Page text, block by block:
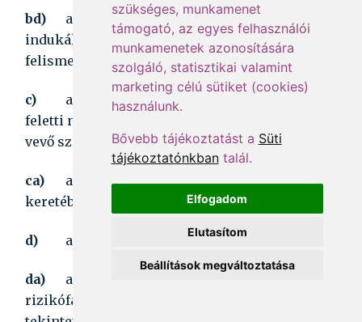
szükséges, munkamenet
támogató, az egyes felhasználói
munkamenetek azonosítására
szolgáló, statisztikai valamint
marketing célú sütiket (cookies)
használunk.
Bővebb tájékoztatást a Süti
tájékoztatónkbantalál.
Elfogadom
Elutasítom
Beállítások megváltoztatása
bd)
a környezeti tényezők rizikófaktorai által
indukált megbetegedések megelőzését és korai
felismerését célzó szűrővizsgálatokra;
c)
a 6-18 éves korosztály - ideértve a 18 év
feletti nappali rendszerű iskolai oktatásban részt
vevő személyeket is - ab)pontban foglaltakon túl
ca)
az iskola- és ifjúságegészségügyi ellátás
keretében végzett szűrővizsgálatokra,
d) a 18 éven felüli korosztály
da)
az életkornak és nemnek megfelelő
rizikófaktorok által indukált betegségek